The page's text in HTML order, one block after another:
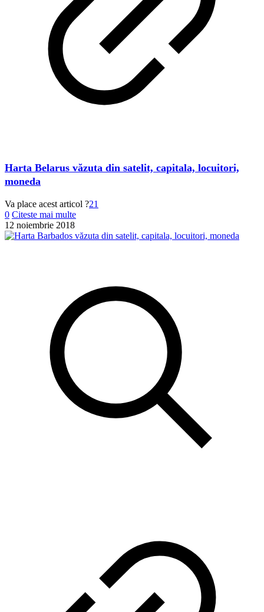
Harta Belarus văzuta din satelit, capitala, locuitori,
moneda
Va place acest articol ?21
0 Citeste mai multe
12 noiembrie 2018